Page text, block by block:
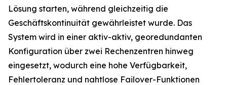
Lösung starten, während gleichzeitig die
Geschäftskontinuität gewährleistet wurde. Das
System wird in einer aktiv-aktiv, georedundanten
Konfiguration über zwei Rechenzentren hinweg
eingesetzt, wodurch eine hohe Verfügbarkeit,
Fehlertoleranz und nahtlose Failover-Funktionen